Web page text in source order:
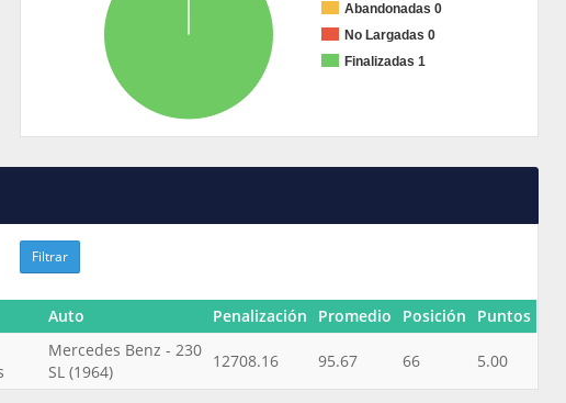
Abandonadas 0
No Largadas 0
Finalizadas 1
Filtrar
Auto Penalización Promedio Posición
Puntos
Mercedes Benz - 230
SL (1964)
12708.16 95.67 66 5.00